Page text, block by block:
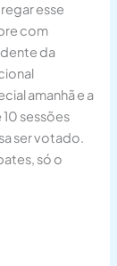
esse
com
da
amanhã e a
sessões
ser votado.
só o